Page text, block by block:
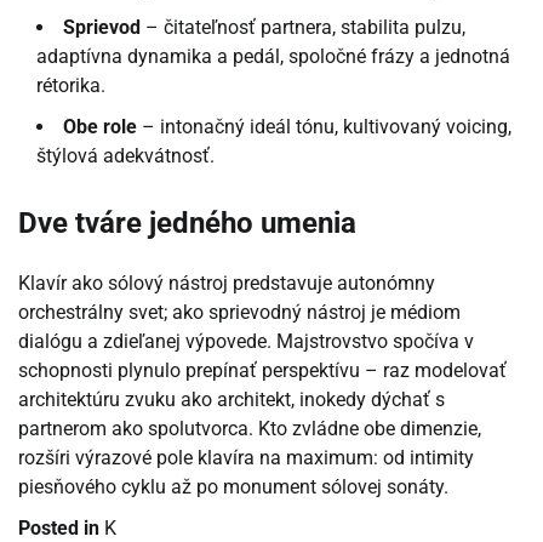
Sprievod – čitateľnosť partnera, stabilita pulzu,
adaptívna dynamika a pedál, spoločné frázy a jednotná
rétorika.
Obe role – intonačný ideál tónu, kultivovaný voicing,
štýlová adekvátnosť.
Dve tváre jedného umenia
Klavír ako sólový nástroj predstavuje autonómny
orchestrálny svet; ako sprievodný nástroj je médiom
dialógu a zdieľanej výpovede. Majstrovstvo spočíva v
schopnosti plynulo prepínať perspektívu – raz modelovať
architektúru zvuku ako architekt, inokedy dýchať s
partnerom ako spolutvorca. Kto zvládne obe dimenzie,
rozšíri výrazové pole klavíra na maximum: od intimity
piesňového cyklu až po monument sólovej sonáty.
Posted in K